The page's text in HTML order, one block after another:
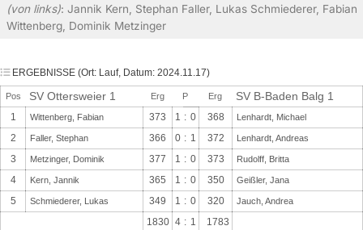
(von links): Jannik Kern, Stephan Faller, Lukas Schmiederer, Fabian
Wittenberg, Dominik Metzinger
ERGEBNISSE (Ort: Lauf, Datum: 2024.11.17)
Pos SV Ottersweier 1 Erg P Erg SV B-Baden Balg 1
1 Wittenberg, Fabian 373 1 : 0 368 Lenhardt, Michael
2 Faller, Stephan 366 0 : 1 372 Lenhardt, Andreas
3 Metzinger, Dominik 377 1 : 0 373 Rudolff, Britta
4 Kern, Jannik 365 1 : 0 350 Geißler, Jana
5 Schmiederer, Lukas 349 1 : 0 320 Jauch, Andrea
1830 4 : 1 1783